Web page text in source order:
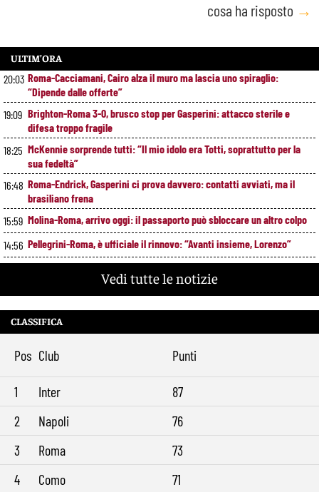
cosa ha risposto →
ULTIM’ORA
20:03 Roma-Cacciamani, Cairo alza il muro ma lascia uno spiraglio:
“Dipende dalle offerte”
19:09 Brighton-Roma 3-0, brusco stop per Gasperini: attacco sterile e
difesa troppo fragile
18:25 McKennie sorprende tutti: “Il mio idolo era Totti, soprattutto per la
sua fedeltà”
16:48 Roma-Endrick, Gasperini ci prova davvero: contatti avviati, ma il
brasiliano frena
15:59 Molina-Roma, arrivo oggi: il passaporto può sbloccare un altro colpo
14:56 Pellegrini-Roma, è ufficiale il rinnovo: “Avanti insieme, Lorenzo”
Rensch-Roma, l’occasione cambia tutto: Gasperini prova il jolly delle
11:49 Brighton-Roma, ultimo test per Gasperini. Pellegrini fa le visite e
10:41
Rowe chiude alla Roma: “Sono concentrato sul Bologna”. Poi esalta
Castro e Dovbyk
9:32
Mercato Roma, Gasperini aspetta ancora il suo trequartista: Nusa
Vedi tutte le notizie
CLASSIFICA
Pos Club Punti
1 Inter
87
2
Napoli
76
3
Roma
73
4
Como
71